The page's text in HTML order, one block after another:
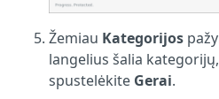
Žemiau Kategorijos
langelius šalia
spustelėkite Gerai.